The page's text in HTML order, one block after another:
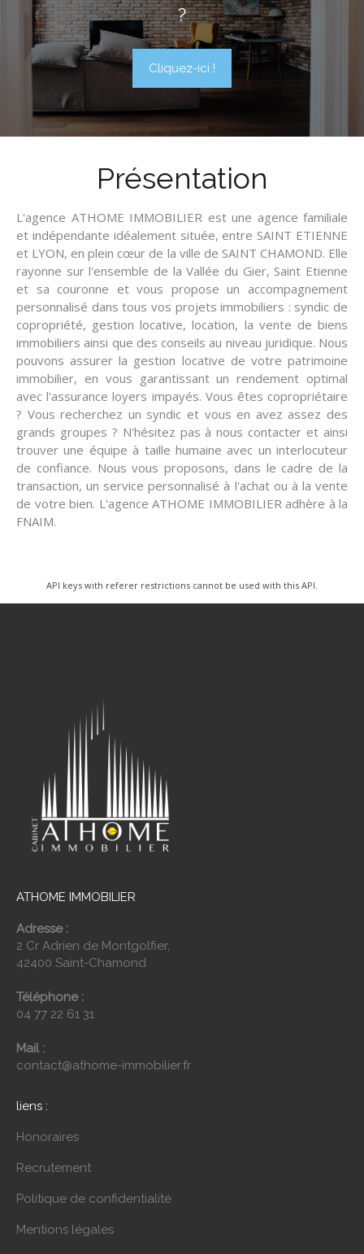
?
Cliquez-ici !
Présentation
L'agence ATHOME IMMOBILIER est une agence familiale
et indépendante idéalement située, entre SAINT ETIENNE
et LYON, en plein cœur de la ville de SAINT CHAMOND. Elle
rayonne sur l'ensemble de la Vallée du Gier, Saint Etienne
et sa couronne et vous propose un accompagnement
personnalisé dans tous vos projets immobiliers : syndic de
copropriété, gestion locative, location, la vente de biens
immobiliers ainsi que des conseils au niveau juridique. Nous
pouvons assurer la gestion locative de votre patrimoine
immobilier, en vous garantissant un rendement optimal
avec l'assurance loyers impayés. Vous êtes copropriétaire
? Vous recherchez un syndic et vous en avez assez des
grands groupes ? N'hésitez pas à nous contacter et ainsi
trouver une équipe à taille humaine avec un interlocuteur
de confiance. Nous vous proposons, dans le cadre de la
transaction, un service personnalisé à l'achat ou à la vente
de votre bien. L'agence ATHOME IMMOBILIER adhère à la
FNAIM.
API keys with referer restrictions cannot be used with this API.
ATHOME IMMOBILIER
Adresse :
2 Cr Adrien de Montgolfier,
42400 Saint-Chamond
Téléphone :
04 77 22 61 31
Mail :
contact@athome-immobilier.fr
liens :
Honoraires
Recrutement
Politique de confidentialité
Mentions légales